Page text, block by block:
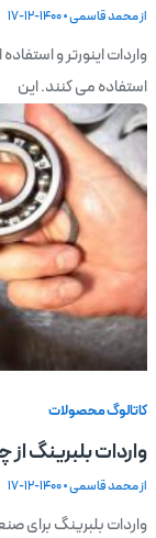
ازمحمد قاسمی•
1400-12-17
واردات اینورتر و استفاده
استفاده می کنند. این
کاتالوگ محصولات
واردات بلبرینگ از
ازمحمد قاسمی•
1400-12-17
واردات بلبرینگ برای